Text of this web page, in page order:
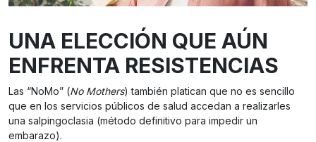
UNA ELECCIÓN QUE AÚN
ENFRENTA RESISTENCIAS
Las “NoMo” (No Mothers) también platican que no es sencillo
que en los servicios públicos de salud accedan a realizarles
una salpingoclasia (método definitivo para impedir un
embarazo).